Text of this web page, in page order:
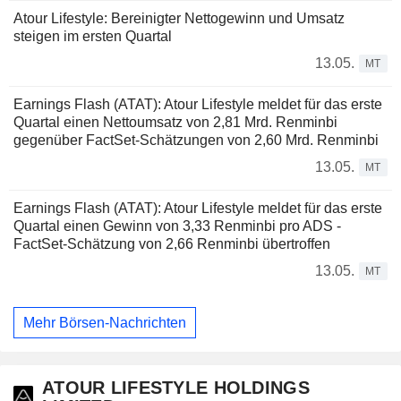
Atour Lifestyle: Bereinigter Nettogewinn und Umsatz
steigen im ersten Quartal
13.05.
MT
Earnings Flash (ATAT): Atour Lifestyle meldet für das erste
Quartal einen Nettoumsatz von 2,81 Mrd. Renminbi
gegenüber FactSet-Schätzungen von 2,60 Mrd. Renminbi
13.05.
MT
Earnings Flash (ATAT): Atour Lifestyle meldet für das erste
Quartal einen Gewinn von 3,33 Renminbi pro ADS -
FactSet-Schätzung von 2,66 Renminbi übertroffen
13.05.
MT
Mehr Börsen-Nachrichten
ATOUR LIFESTYLE HOLDINGS